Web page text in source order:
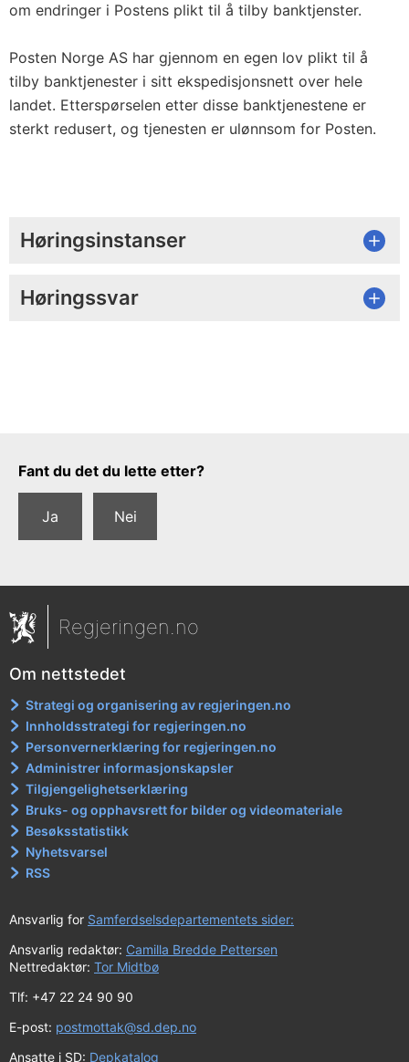
om endringer i Postens plikt til å tilby banktjenster.
Posten Norge AS har gjennom en egen lov plikt til å
tilby banktjenester i sitt ekspedisjonsnett over hele
landet. Etterspørselen etter disse banktjenestene er
sterkt redusert, og tjenesten er ulønnsom for Posten.
Høringsinstanser
Høringssvar
Tilbakemeldingsskjema
Fant du det du lette etter?
Ja Nei
Regjeringen.no
Om nettstedet
Strategi og organisering av regjeringen.no
Innholdsstrategi for regjeringen.no
Personvernerklæring for regjeringen.no
Administrer informasjonskapsler
Tilgjengelighetserklæring
Bruks- og opphavsrett for bilder og videomateriale
Besøksstatistikk
Nyhetsvarsel
RSS
Ansvarlig for Samferdselsdepartementets sider:
Ansvarlig redaktør: Camilla Bredde Pettersen
Nettredaktør: Tor Midtbø
Tlf: +47 22 24 90 90
E-post: postmottak@sd.dep.no
Ansatte i SD: Depkatalog